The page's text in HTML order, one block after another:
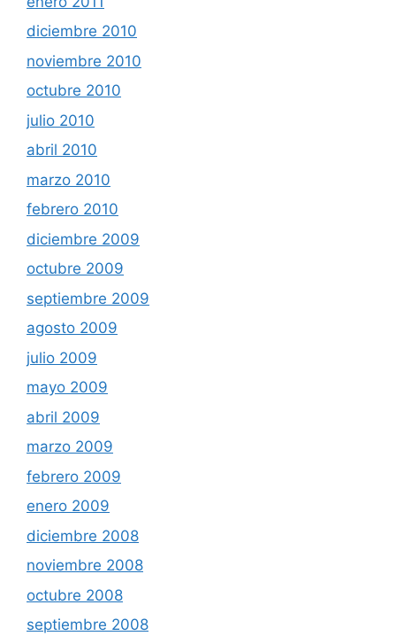
diciembre 2010
noviembre 2010
octubre 2010
julio 2010
abril 2010
marzo 2010
febrero 2010
diciembre 2009
octubre 2009
septiembre 2009
agosto 2009
julio 2009
mayo 2009
abril 2009
marzo 2009
febrero 2009
enero 2009
diciembre 2008
noviembre 2008
octubre 2008
septiembre 2008